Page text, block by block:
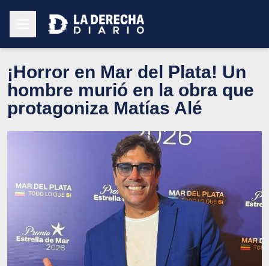
¡Horror en Mar del Plata! Un
hombre murió en la obra que
protagoniza Matías Alé